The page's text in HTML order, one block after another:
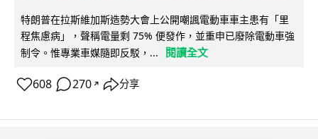
特朗普在拉斯維加斯造勢大會上公開嘲諷電動車車主患有「里
程焦慮病」，聲稱電量剩 75% 便發作，並重申已廢除電動車強
制令。惟專業車媒隨即反駁，...
閱讀全文
608 270 ↗ 分享